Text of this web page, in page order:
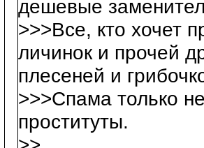
дешевые
>>>Все, кто хочет
личинок и прочей
плесеней и
>>>Cпама только
проституты.